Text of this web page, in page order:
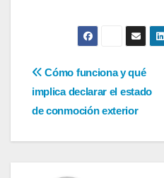
Navegación
de
entradas
Cómo funciona y qué
implica declarar el estado
de conmoción exterior